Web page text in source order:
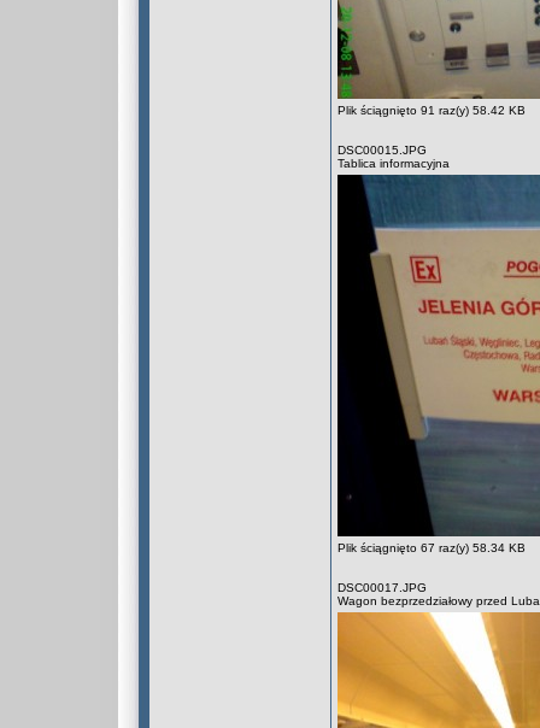
Plik ściągnięto 91 raz(y) 58.42 KB
DSC00015.JPG
Tablica informacyjna
Plik ściągnięto 67 raz(y) 58.34 KB
DSC00017.JPG
Wagon bezprzedziałowy przed